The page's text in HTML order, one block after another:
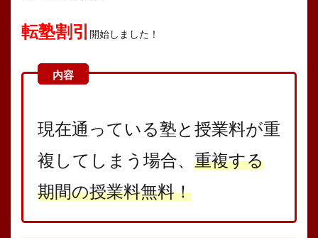
転塾割引 開始しました！
現在通っている塾と授業料が重
複してしまう場合、 重複する
期間の授業料無料！